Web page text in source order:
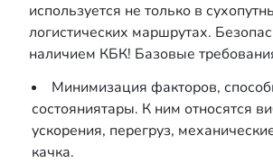
используется не только в
логистических маршрутах.
наличием КБК! Базовые
Минимизация факторов,
состояниятары. К ним относятся
ускорения, перегруз,
качка.